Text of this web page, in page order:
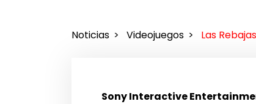
Noticias Videojuegos Las
Sony Interactive